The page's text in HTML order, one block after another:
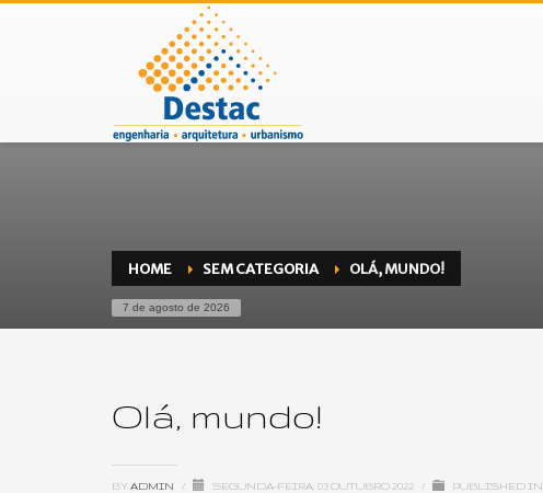
HOME SEM CATEGORIA OLÁ, MUNDO!
7 de agosto de 2026
Olá, mundo!
BY ADMIN / SEGUNDA-FEIRA, 03 OUTUBRO 2022 / PUBLISHED IN